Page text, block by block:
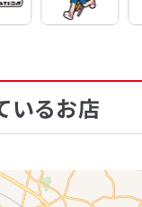
いるお店